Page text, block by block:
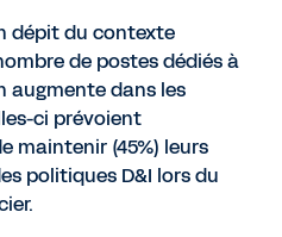
dépit du contexte
de postes dédiés à
augmente dans les
ci prévoient
maintenir (45%) leurs
politiques D&I lors du